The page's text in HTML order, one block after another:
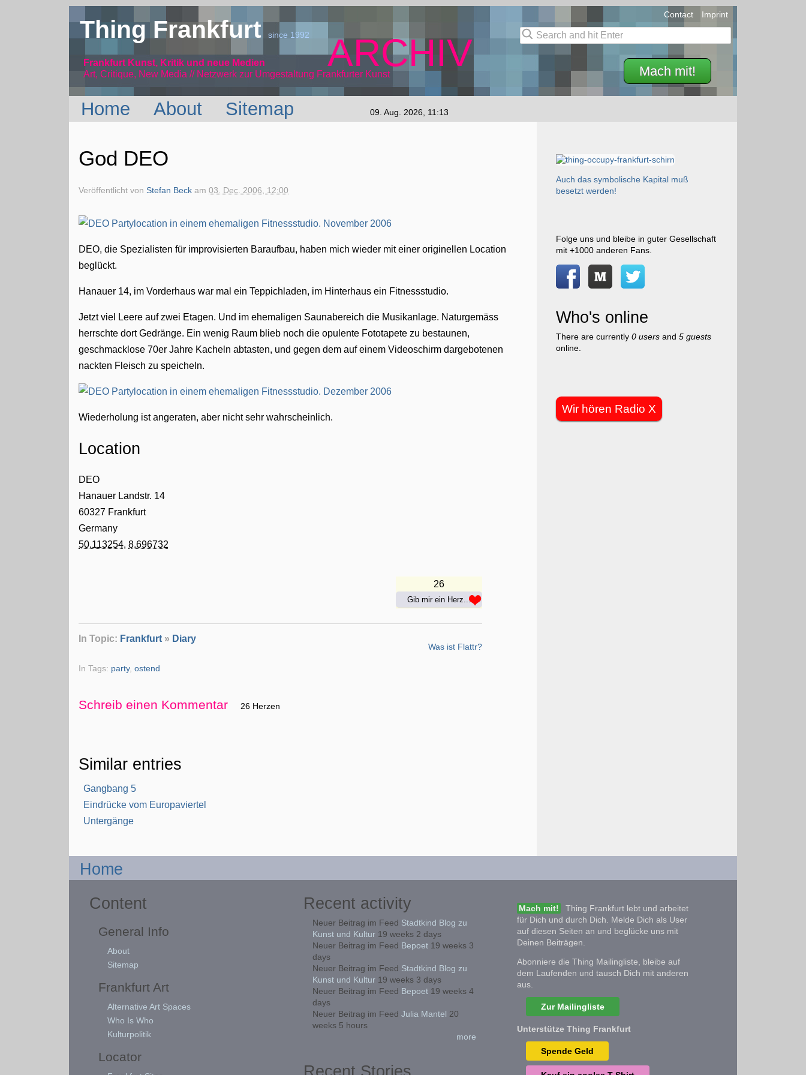
Thing Frankfurtsince 1992
Frankfurt Kunst, Kritik und neue Medien
Art, Critique, New Media // Netzwerk
ARCHIV
zur Umgestaltung Frankfurter Kunst Mach mit!
Contact Imprint
Home About Sitemap 09. Aug. 2026, 11:13
God DEO
Veröffentlicht vonStefan Beck am03. Dec. 2006, 12:00
DEO, die Spezialisten für improvisierten Baraufbau, haben mich wieder mit einer originellen Location
beglückt.
Hanauer 14, im Vorderhaus war mal ein Teppichladen, im Hinterhaus ein Fitnessstudio.
Jetzt viel Leere auf zwei Etagen. Und im ehemaligen Saunabereich die Musikanlage. Naturgemäss
herrschte dort Gedränge. Ein wenig Raum blieb noch die opulente Fototapete zu bestaunen,
geschmacklose 70er Jahre Kacheln abtasten, und gegen dem auf einem Videoschirm dargebotenen
nackten Fleisch zu speicheln.
Wiederholung ist angeraten, aber nicht sehr wahrscheinlich.
Location
DEO
Hanauer Landstr. 14
60327 Frankfurt
Germany
50.113254,8.696732
26
Gib mir ein Herz...
In Topic: Frankfurt » Diary
In Tags: party,ostend
Was ist Flattr?
Schreib einen Kommentar 26 Herzen
Similar entries
Gangbang 5
Eindrücke vom Europaviertel
Untergänge
Auch das symbolische Kapital muß
besetzt werden!
Folge uns und bleibe in guter Gesellschaft
mit +1000 anderen Fans.
Who's online
There are currently 0 usersand 5 guests
online.
Wir hören Radio X
Home
Content
General Info
About
Sitemap
Frankfurt Art
Alternative Art Spaces
Who Is Who
Kulturpolitik
Locator
Recent activity
Neuer Beitrag im Feed Stadtkind Blog zu
Kunst und Kultur19 weeks 2 days
Neuer Beitrag im Feed Bepoet19 weeks 3
days
Neuer Beitrag im Feed Stadtkind Blog zu
Kunst und Kultur19 weeks 3 days
Neuer Beitrag im Feed Bepoet19 weeks 4
days
Neuer Beitrag im Feed Julia Mantel 20
weeks 5 hours
more
Recent Stories
Mach mit!
Thing Frankfurt lebt und arbeitet
für Dich und durch Dich. Melde Dich als User
auf diesen Seiten an und beglücke uns mit
Deinen Beiträgen.
Abonniere die Thing Mailingliste, bleibe auf
dem Laufenden und tausch Dich mit anderen
aus.
Zur Mailingliste
Unterstütze Thing Frankfurt
Spende Geld